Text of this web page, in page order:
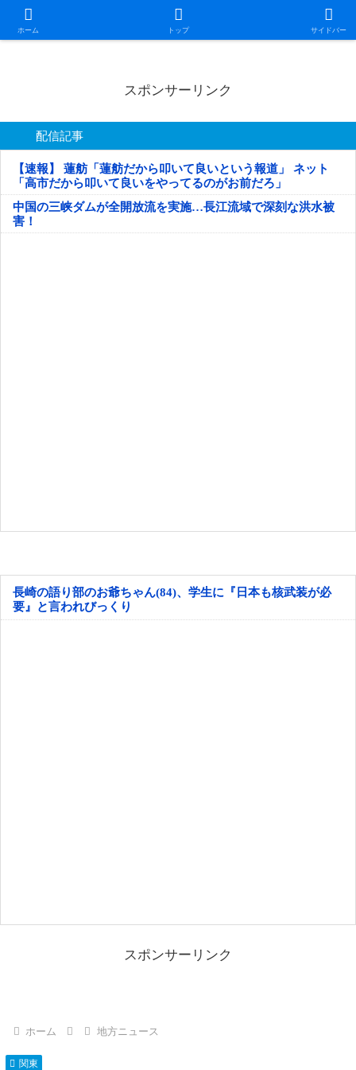
ホーム トップ サイドバー
日本第一！ニュース録
スポンサーリンク
配信記事
【速報】 蓮舫「蓮舫だから叩いて良いという報道」 ネット
「高市だから叩いて良いをやってるのがお前だろ」
中国の三峡ダムが全開放流を実施…長江流域で深刻な洪水被
害！
長崎の語り部のお爺ちゃん(84)、学生に『日本も核武装が必
要』と言われびっくり
スポンサーリンク
ホーム 地方ニュース
関東